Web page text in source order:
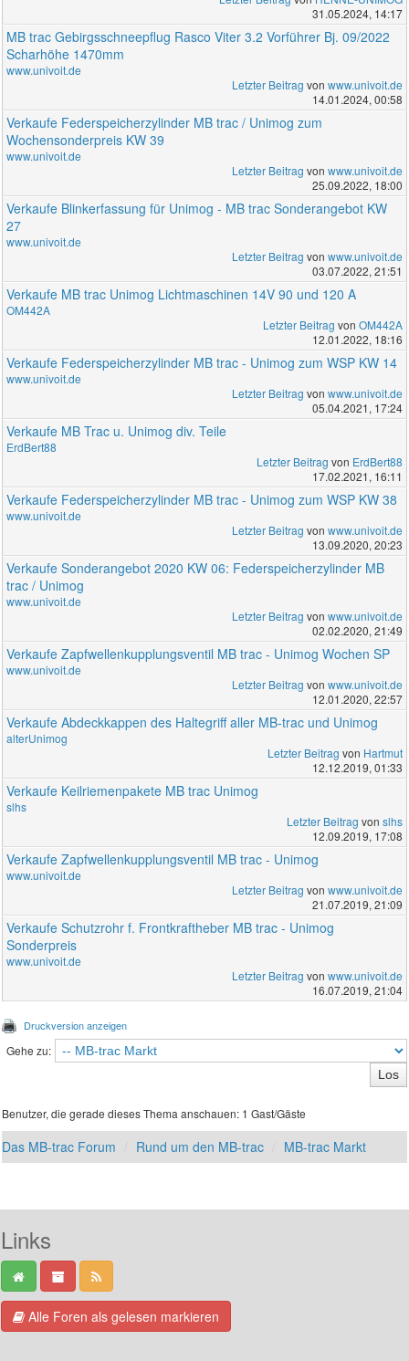
31.05.2024, 14:17
MB trac Gebirgsschneepflug Rasco Viter 3.2 Vorführer Bj. 09/2022
Scharhöhe 1470mm
www.univoit.de
Letzter Beitrag von www.univoit.de
14.01.2024, 00:58
Verkaufe Federspeicherzylinder MB trac / Unimog zum
Wochensonderpreis KW 39
www.univoit.de
Letzter Beitrag von www.univoit.de
25.09.2022, 18:00
Verkaufe Blinkerfassung für Unimog - MB trac Sonderangebot KW
27
www.univoit.de
Letzter Beitrag von www.univoit.de
03.07.2022, 21:51
Verkaufe MB trac Unimog Lichtmaschinen 14V 90 und 120 A
OM442A
Letzter Beitrag von OM442A
12.01.2022, 18:16
Verkaufe Federspeicherzylinder MB trac - Unimog zum WSP KW 14
www.univoit.de
Letzter Beitrag von www.univoit.de
05.04.2021, 17:24
Verkaufe MB Trac u. Unimog div. Teile
ErdBert88
Letzter Beitrag von ErdBert88
17.02.2021, 16:11
Verkaufe Federspeicherzylinder MB trac - Unimog zum WSP KW 38
www.univoit.de
Letzter Beitrag von www.univoit.de
13.09.2020, 20:23
Verkaufe Sonderangebot 2020 KW 06: Federspeicherzylinder MB
trac / Unimog
www.univoit.de
Letzter Beitrag von www.univoit.de
02.02.2020, 21:49
Verkaufe Zapfwellenkupplungsventil MB trac - Unimog Wochen SP
www.univoit.de
Letzter Beitrag von www.univoit.de
12.01.2020, 22:57
Verkaufe Abdeckkappen des Haltegriff aller MB-trac und Unimog
alterUnimog
Letzter Beitrag von Hartmut
12.12.2019, 01:33
Verkaufe Keilriemenpakete MB trac Unimog
slhs
Letzter Beitrag von slhs
12.09.2019, 17:08
Verkaufe Zapfwellenkupplungsventil MB trac - Unimog
www.univoit.de
Letzter Beitrag von www.univoit.de
21.07.2019, 21:09
Verkaufe Schutzrohr f. Frontkraftheber MB trac - Unimog
Sonderpreis
www.univoit.de
Letzter Beitrag von www.univoit.de
16.07.2019, 21:04
Druckversion anzeigen
Gehe zu:
Benutzer, die gerade dieses Thema anschauen: 1 Gast/Gäste
Das MB-trac Forum Rund um den MB-trac MB-trac Markt
Links
Alle Foren als gelesen markieren